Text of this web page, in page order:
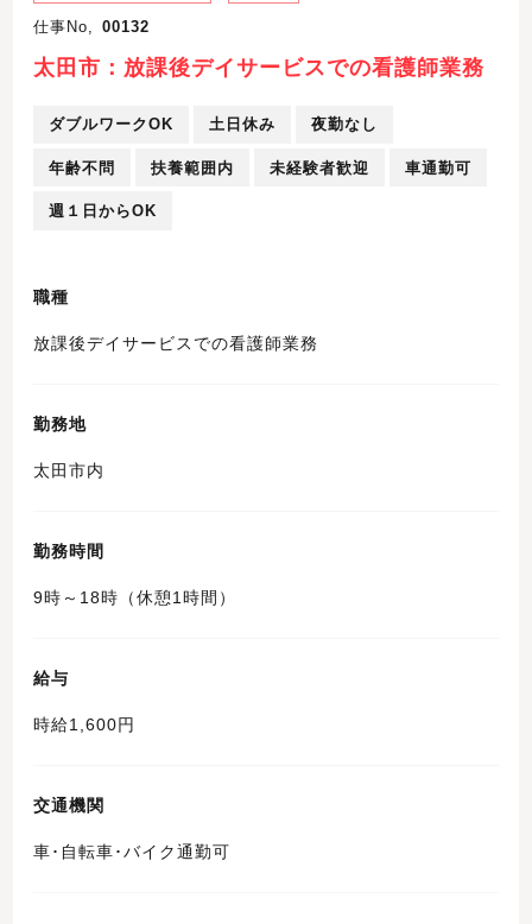
仕事No, 00132
太田市：放課後デイサービスでの看護師業務
ダブルワークOK 土日休み 夜勤なし
年齢不問 扶養範囲内 未経験者歓迎 車通勤可
週１日からOK
職種
放課後デイサービスでの看護師業務
勤務地
太田市内
勤務時間
9時～18時（休憩1時間）
給与
時給1,600円
交通機関
車･自転車･バイク通勤可